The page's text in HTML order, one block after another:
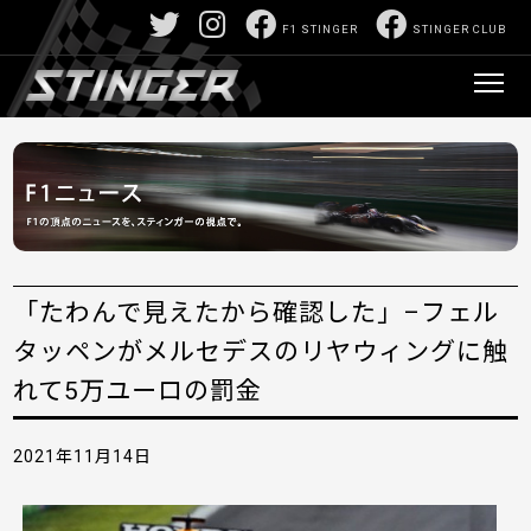
STINGER CLUB
F1 STINGER
「たわんで見えたから確認した」–フェル
タッペンがメルセデスのリヤウィングに触
れて5万ユーロの罰金
2021年11月14日